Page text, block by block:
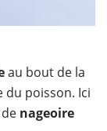
au bout de la
poisson. Ici
nageoire